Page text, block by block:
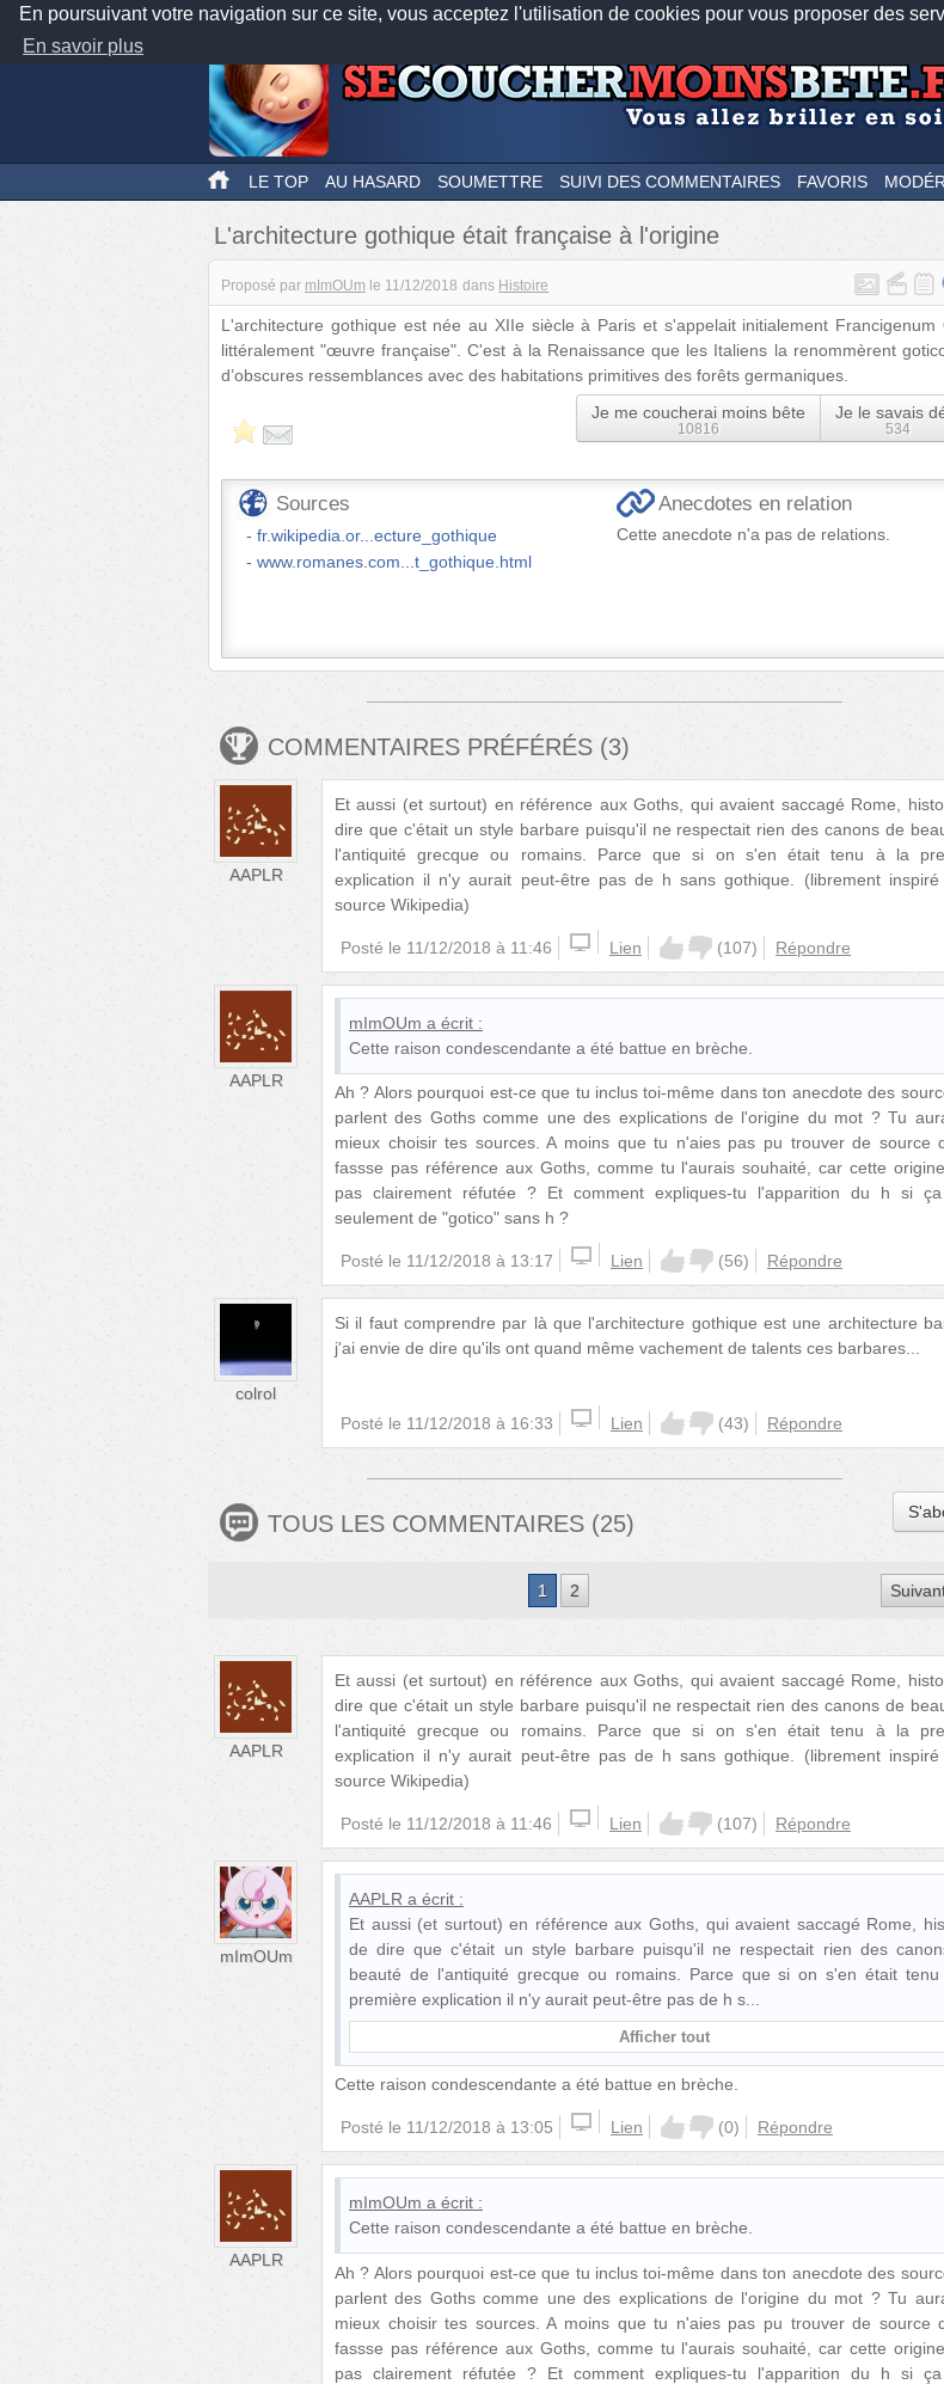
En poursuivant votre navigation sur ce site, vous acceptez l'utilisation de cookies pour vous proposer des
En savoir plus
Nos applications mobiles Newsletter
LE TOP AU HASARD SOUMETTRE SUIVI DES COMMENTAIRES FAVORIS
L'architecture gothique était française à l'origine
Proposé par mImOUm le 11/12/2018 dans Histoire
L'architecture gothique est née au XIIe siècle à Paris et s'appelait initialement Francigenum
littéralement "œuvre française". C'est à la Renaissance que les Italiens la renommèrent
d’obscures ressemblances avec des habitations primitives des forêts germaniques.
Je me coucherai moins bête
10816
Je le savais
534
Sources
fr.wikipedia.or...ecture_gothique
www.romanes.com...t_gothique.html
Anecdotes en relation
Cette anecdote n'a pas de relations.
COMMENTAIRES PRÉFÉRÉS (3)
AAPLR
Et aussi (et surtout) en référence aux Goths, qui avaient saccagé Rome,
dire que c'était un style barbare puisqu'il ne respectait rien des canons de
l'antiquité grecque ou romains. Parce que si on s'en était tenu à la
explication il n'y aurait peut-être pas de h sans gothique. (librement
source Wikipedia)
Posté le 11/12/2018 à 11:46 Lien (107) Répondre
AAPLR
mImOUm a écrit :
Cette raison condescendante a été battue en brèche.
Ah ? Alors pourquoi est-ce que tu inclus toi-même dans ton anecdote des
parlent des Goths comme une des explications de l'origine du mot ? Tu
mieux choisir tes sources. A moins que tu n'aies pas pu trouver de source
fassse pas référence aux Goths, comme tu l'aurais souhaité, car cette
pas clairement réfutée ? Et comment expliques-tu l'apparition du h si
seulement de "gotico" sans h ?
Posté le 11/12/2018 à 13:17 Lien (56) Répondre
colrol
Si il faut comprendre par là que l'architecture gothique est une architecture
j'ai envie de dire qu'ils ont quand même vachement de talents ces barbares...
Posté le 11/12/2018 à 16:33 Lien (43) Répondre
TOUS LES COMMENTAIRES (25)
1 2
AAPLR
Et aussi (et surtout) en référence aux Goths, qui avaient saccagé Rome,
dire que c'était un style barbare puisqu'il ne respectait rien des canons de
l'antiquité grecque ou romains. Parce que si on s'en était tenu à la
explication il n'y aurait peut-être pas de h sans gothique. (librement
source Wikipedia)
Posté le 11/12/2018 à 11:46 Lien (107) Répondre
mImOUm
AAPLR a écrit :
Et aussi (et surtout) en référence aux Goths, qui avaient saccagé Rome,
de dire que c'était un style barbare puisqu'il ne respectait rien des
beauté de l'antiquité grecque ou romains. Parce que si on s'en était
première explication il n'y aurait peut-être pas de h s
Afficher tout
Cette raison condescendante a été battue en brèche.
Posté le 11/12/2018 à 13:05 Lien (0) Répondre
AAPLR
mImOUm a écrit :
Cette raison condescendante a été battue en brèche.
Ah ? Alors pourquoi est-ce que tu inclus toi-même dans ton anecdote des
parlent des Goths comme une des explications de l'origine du mot ? Tu
mieux choisir tes sources. A moins que tu n'aies pas pu trouver de source
fassse pas référence aux Goths, comme tu l'aurais souhaité, car cette
pas clairement réfutée ? Et comment expliques-tu l'apparition du h si